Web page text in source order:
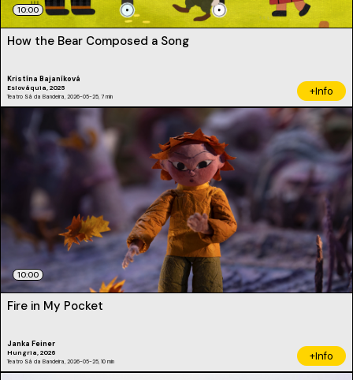
10:00
How the Bear Composed a Song
Kristína Bajaníková
Eslováquia, 2025
Teatro Sá da Bandeira, 2026-05-25, 7 min +Info
10:00
Fire in My Pocket
Janka Feiner
Hungria, 2026
Teatro Sá da Bandeira, 2026-05-25, 10 min +Info